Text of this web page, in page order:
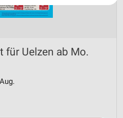
für Uelzen ab Mo.
Informationen